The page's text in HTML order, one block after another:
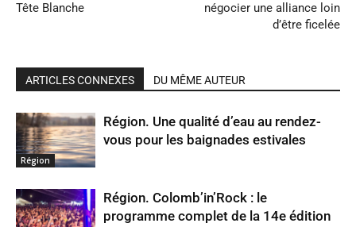
Tête Blanche
négocier une alliance loin
d’être ficelée
ARTICLES CONNEXES DU MÊME AUTEUR
Région
Région. Une qualité d’eau au rendez-
vous pour les baignades estivales
Région. Colomb’in’Rock : le
programme complet de la 14e édition